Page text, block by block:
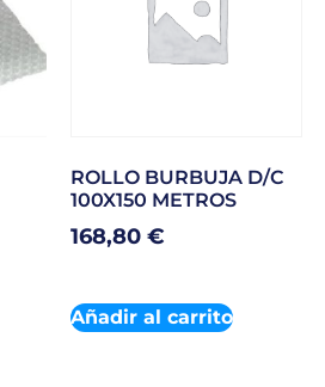
ROLLO BURBUJA D/C
100X150 METROS
168,80 €
Añadir al carrito